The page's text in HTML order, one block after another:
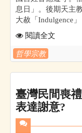
息日」。後期天主
大赦「Indulgence
閱讀全文
哲學宗教
臺灣民間喪
表達謝意?